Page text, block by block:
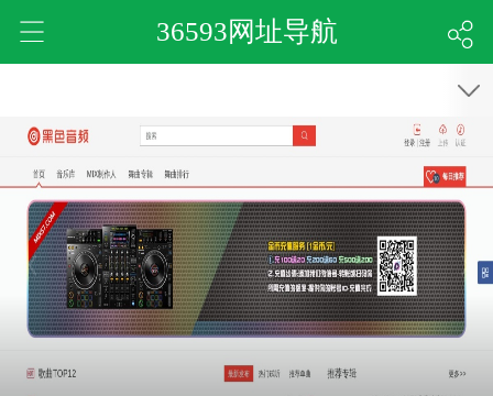
36593网址导航